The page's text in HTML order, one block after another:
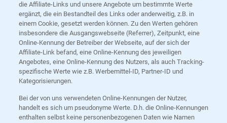
die Affiliate-Links und unsere Angebote um bestimmte Werte
ergänzt, die ein Bestandteil des Links oder anderweitig, z.B. in
einem Cookie, gesetzt werden können. Zu den Werten gehören
insbesondere die Ausgangswebseite (Referrer), Zeitpunkt, eine
Online-Kennung der Betreiber der Webseite, auf der sich der
Affiliate-Link befand, eine Online-Kennung des jeweiligen
Angebotes, eine Online-Kennung des Nutzers, als auch Tracking-
spezifische Werte wie z.B. Werbemittel-ID, Partner-ID und
Kategorisierungen.
Bei der von uns verwendeten Online-Kennungen der Nutzer,
handelt es sich um pseudonyme Werte. D.h. die Online-Kennungen
enthalten selbst keine personenbezogenen Daten wie Namen